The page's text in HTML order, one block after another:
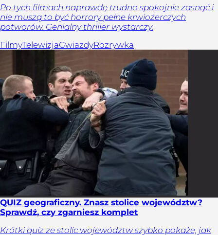
Po tych filmach naprawdę trudno spokojnie zasnąć i
nie muszą to być horrory pełne krwiożerczych
potworów. Genialny thriller wystarczy.
FilmyTelewizjaGwiazdyRozrywka
QUIZ geograficzny. Znasz stolice województw?
Sprawdź, czy zgarniesz komplet
Krótki quiz ze stolic województw szybko pokaże, jak